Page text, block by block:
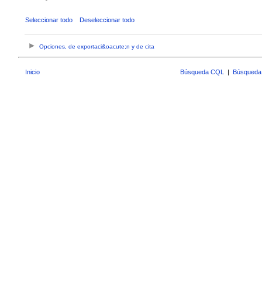
Seleccionar todo Deseleccionar todo
Opciones, de exportaci&oacute;n y de cita
Inicio Búsqueda CQL |